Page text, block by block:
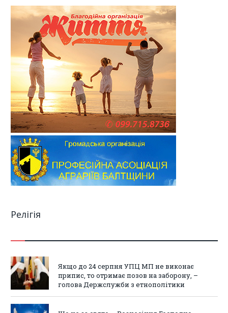
Релігія
Якщо до 24 серпня УПЦ МП не виконає
припис, то отримає позов на заборону, –
голова Держслужби з етнополітики